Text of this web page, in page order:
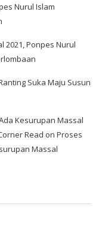
Nurul Islam
2021, Ponpes Nurul
Suka Maju Susun
Kesurupan Massal
Read on Proses
Massal